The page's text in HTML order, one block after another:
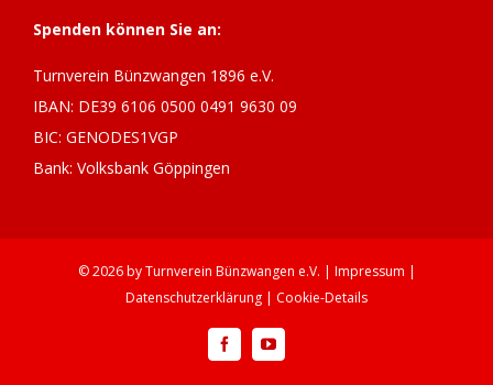
Spenden können Sie an:
Turnverein Bünzwangen 1896 e.V.
IBAN: DE39 6106 0500 0491 9630 09
BIC: GENODES1VGP
Bank: Volksbank Göppingen
©2026 byTurnverein Bünzwangen e.V. | Impressum |
Datenschutzerklärung | Cookie-Details
FacebookYouTube